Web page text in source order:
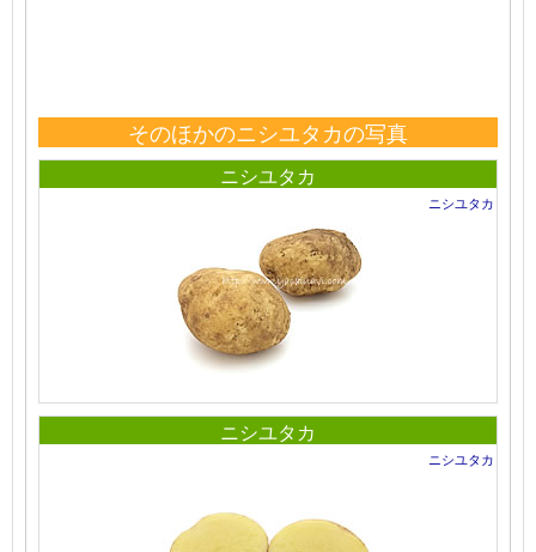
そのほかのニシユタカの写真
ニシユタカ
ニシユタカ
ニシユタカ
ニシユタカ